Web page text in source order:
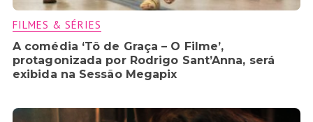
FILMES & SÉRIES
A comédia ‘Tô de Graça – O Filme’,
protagonizada por Rodrigo Sant’Anna, será
exibida na Sessão Megapix